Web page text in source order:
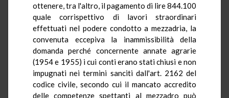
ottenere, tra l'altro, il pagamento di lire 844.100
quale corrispettivo di lavori straordinari
effettuati nel podere condotto a mezzadria, la
convenuta eccepiva la inammissibilità della
domanda perché concernente annate agrarie
(1954 e 1955) i cui conti erano stati chiusi e non
impugnati nei termini sanciti dall'art. 2162 del
codice civile, secondo cui il mancato accredito
delle competenze spettanti al mezzadro può